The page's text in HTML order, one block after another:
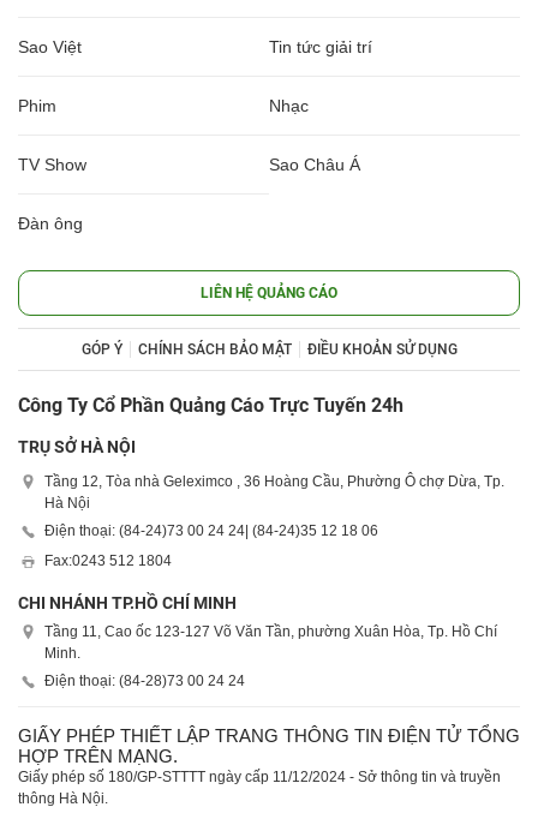
Sao Việt Tin tức giải trí
Phim Nhạc
TV Show Sao Châu Á
Đàn ông
LIÊN HỆ QUẢNG CÁO
GÓP Ý CHÍNH SÁCH BẢO MẬT ĐIỀU KHOẢN SỬ DỤNG
Công Ty Cổ Phần Quảng Cáo Trực Tuyến 24h
TRỤ SỞ HÀ NỘI
Tầng 12, Tòa nhà Geleximco , 36 Hoàng Cầu, Phường Ô chợ Dừa, Tp.
Hà Nội
Điện thoại: (84-24)73 00 24 24 | (84-24)35 12 18 06
Fax:0243 512 1804
CHI NHÁNH TP.HỒ CHÍ MINH
Tầng 11, Cao ốc 123-127 Võ Văn Tần, phường Xuân Hòa, Tp. Hồ Chí
Minh.
Điện thoại: (84-28)73 00 24 24
GIẤY PHÉP THIẾT LẬP TRANG THÔNG TIN ĐIỆN TỬ TỔNG
HỢP TRÊN MẠNG.
Giấy phép số 180/GP-STTTT ngày cấp 11/12/2024 - Sở thông tin và truyền
thông Hà Nội.